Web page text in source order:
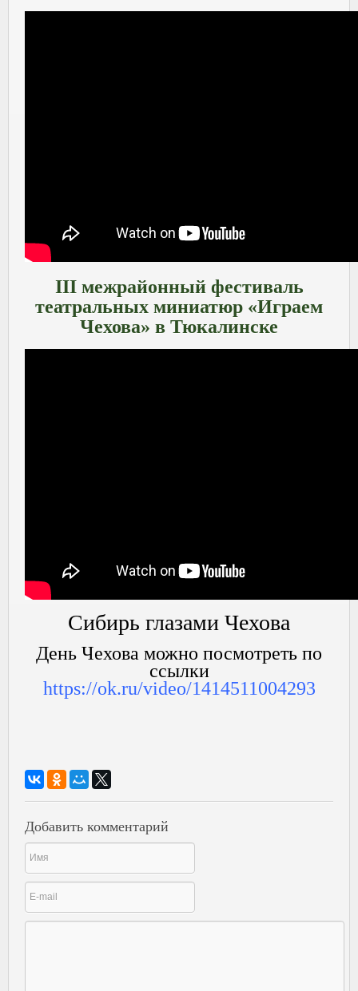
III межрайонный фестиваль
театральных миниатюр «Играем
Чехова» в Тюкалинске
Сибирь глазами Чехова
День Чехова можно посмотреть по
ссылки
https://ok.ru/video/1414511004293
Добавить комментарий